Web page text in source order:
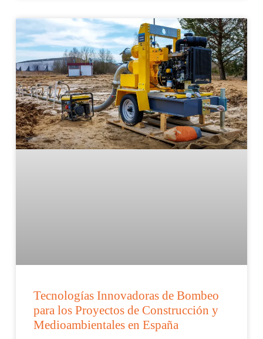
Tecnologías Innovadoras de Bombeo
para los Proyectos de Construcción y
Medioambientales en España